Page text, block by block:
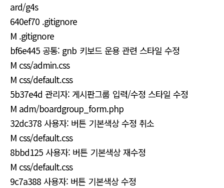
ard/g4s
640ef70 .gitignore
M .gitignore
bf6e445 공통: gnb 키보드 운용 관련 스타일 수정
M css/admin.css
M css/default.css
5b37e4d 관리자: 게시판그룹 입력/수정 스타일 수정
M adm/boardgroup_form.php
32dc378 사용자: 버튼 기본색상 수정 취소
M css/default.css
8bbd125 사용자: 버튼 기본색상 재수정
M css/default.css
9c7a388 사용자: 버튼 기본색상 수정